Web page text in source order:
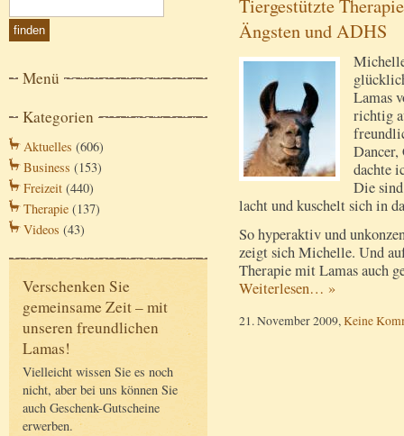
Menü
Kategorien
Aktuelles (606)
Business (153)
Freizeit (440)
Therapie (137)
Videos (43)
Verschenken Sie
gemeinsame Zeit – mit
unseren freundlichen
Lamas!
Vielleicht wissen Sie es noch
nicht, aber bei uns können Sie
auch Geschenk-Gutscheine
erwerben.
Tiergestützte
Ängsten und ADHS
Lamas
richtig
Dancer,
dachte
Die
lacht und kuschelt sich in
So hyperaktiv und
zeigt sich Michelle. Und
Therapie mit Lamas auch
Weiterlesen… »
21. November 2009, Keine